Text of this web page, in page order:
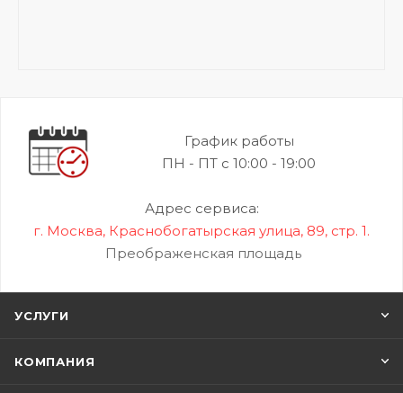
График работы
ПН - ПТ с 10:00 - 19:00
Адрес сервиса:
г. Москва, Краснобогатырская улица, 89, стр. 1.
Преображенская площадь
УСЛУГИ
КОМПАНИЯ